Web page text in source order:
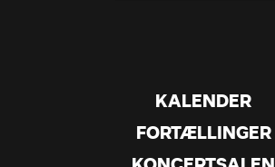
KALENDER
FORTÆLLINGER